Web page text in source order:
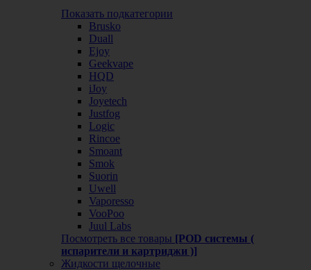
Показать подкатегории
Brusko
Duall
Ejoy
Geekvape
HQD
iJoy
Joyetech
Justfog
Logic
Rincoe
Smoant
Smok
Suorin
Uwell
Vaporesso
VooPoo
Juul Labs
Посмотреть все товары [POD системы (
испарители и картриджи )]
Жидкости щелочные